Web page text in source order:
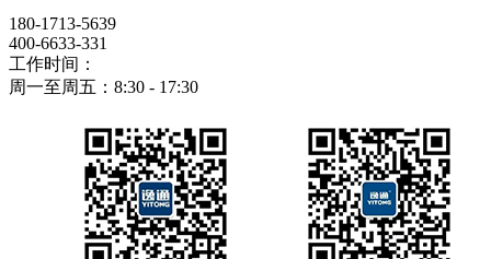
180-1713-5639
400-6633-331
工作时间：
周一至周五：8:30 - 17:30